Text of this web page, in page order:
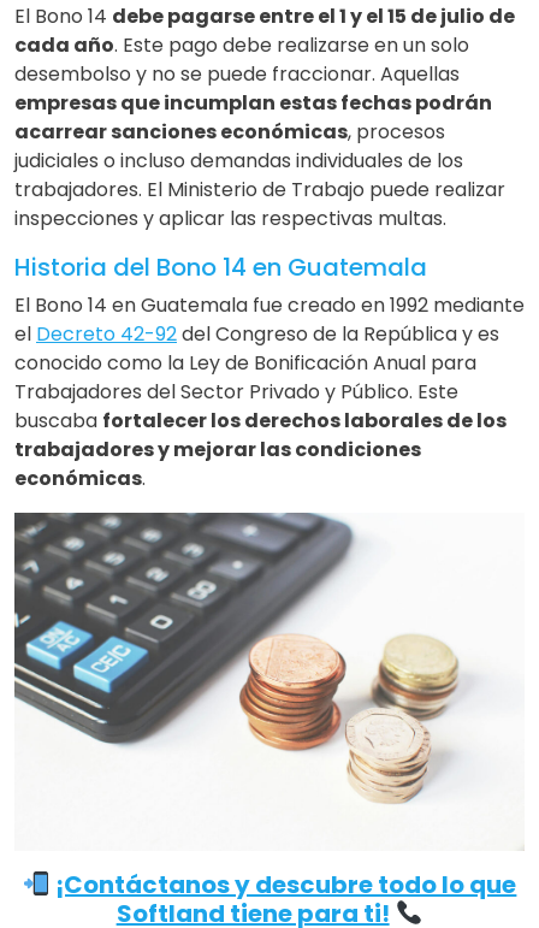
El Bono 14 debe pagarse entre el 1 y el 15 de julio de
cada año. Este pago debe realizarse en un solo
desembolso y no se puede fraccionar. Aquellas
empresas que incumplan estas fechas podrán
acarrear sanciones económicas, procesos
judiciales o incluso demandas individuales de los
trabajadores. El Ministerio de Trabajo puede realizar
inspecciones y aplicar las respectivas multas.
Historia del Bono 14 en Guatemala
El Bono 14 en Guatemala fue creado en 1992 mediante
el Decreto 42-92del Congreso de la República y es
conocido como la Ley de Bonificación Anual para
Trabajadores del Sector Privado y Público. Este
buscaba fortalecer los derechos laborales de los
trabajadores y mejorar las condiciones
económicas.
¡Contáctanos y descubre todo lo que
Softland tiene para ti!